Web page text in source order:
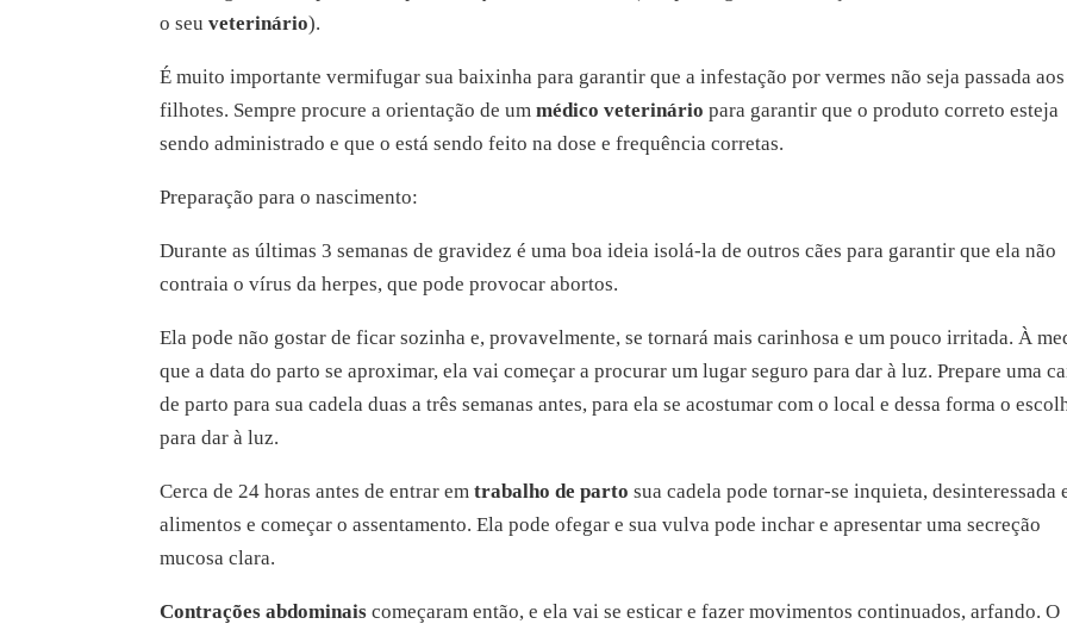
o seuveterinário).
É muito importante vermifugar sua baixinha para garantir que a infestação por vermes não seja passada aos
filhotes. Sempre procure a orientação de ummédico veterinário para garantir que o produto correto esteja
sendo administrado e que o está sendo feito na dose e frequência corretas.
Preparação para o nascimento:
Durante as últimas 3 semanas de gravidez é uma boa ideia isolá-la de outros cães para garantir que ela não
contraia o vírus da herpes, que pode provocar abortos.
Ela pode não gostar de ficar sozinha e, provavelmente, se tornará mais carinhosa e um pouco irritada. À
que a data do parto se aproximar, ela vai começar a procurar um lugar seguro para dar à luz. Prepare uma
de parto para sua cadela duas a três semanas antes, para ela se acostumar com o local e dessa forma o
para dar à luz.
Cerca de 24 horas antes de entrar emtrabalho de parto sua cadela pode tornar-se inquieta, desinteressada
alimentos e começar o assentamento. Ela pode ofegar e sua vulva pode inchar e apresentar uma secreção
mucosa clara.
Contrações abdominais começaram então, e ela vai se esticar e fazer movimentos continuados, arfando. O